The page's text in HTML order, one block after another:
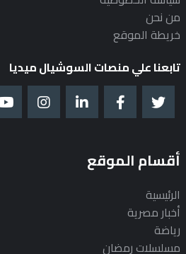
من نحن
خريطة الموقع
تابعنا علي منصات السوشيال ميديا
أقسام الموقع
الرئيسية
أخبار مصرية
رياضة
مسلسلات رمضان